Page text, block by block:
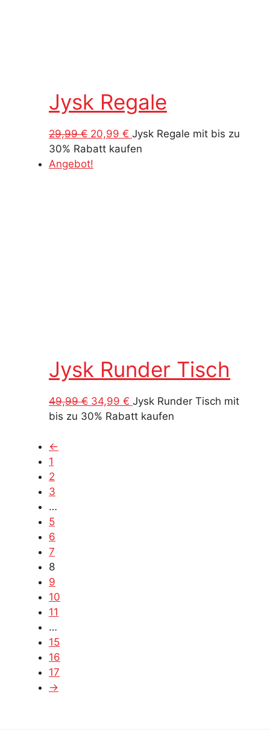
Jysk Regale
29,99€ Ursprünglicher
Preis
war:
20,99 € Aktueller
Preis
Jysk Regale mit bis zu
30% Rabatt kaufen
Angebot!
Jysk Runder Tisch
49,99€ Ursprünglicher
Preis
34,99 € Aktueller
Preis
Jysk Runder Tisch mit
bis zu 30% Rabatt kaufen
←
1
2
3
…
5
6
7
8
9
10
11
…
15
16
17
→